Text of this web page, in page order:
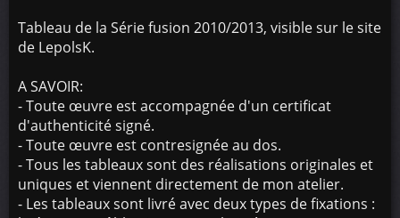
Tableau de la Série fusion 2010/2013, visible sur le site
de LepolsK.
A SAVOIR:
- Toute œuvre est accompagnée d'un certificat
d'authenticité signé.
- Toute œuvre est contresignée au dos.
- Tous les tableaux sont des réalisations originales et
uniques et viennent directement de mon atelier.
- Les tableaux sont livré avec deux types de fixations :